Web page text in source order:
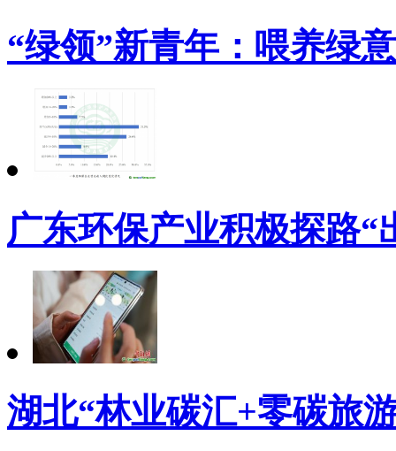
“绿领”新青年：喂养绿
广东环保产业积极探路“
湖北“林业碳汇+零碳旅